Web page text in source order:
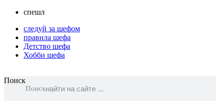
спешл
следуй за шефом
правила шефа
Детство шефа
Хобби шефа
Поиск
Поиск